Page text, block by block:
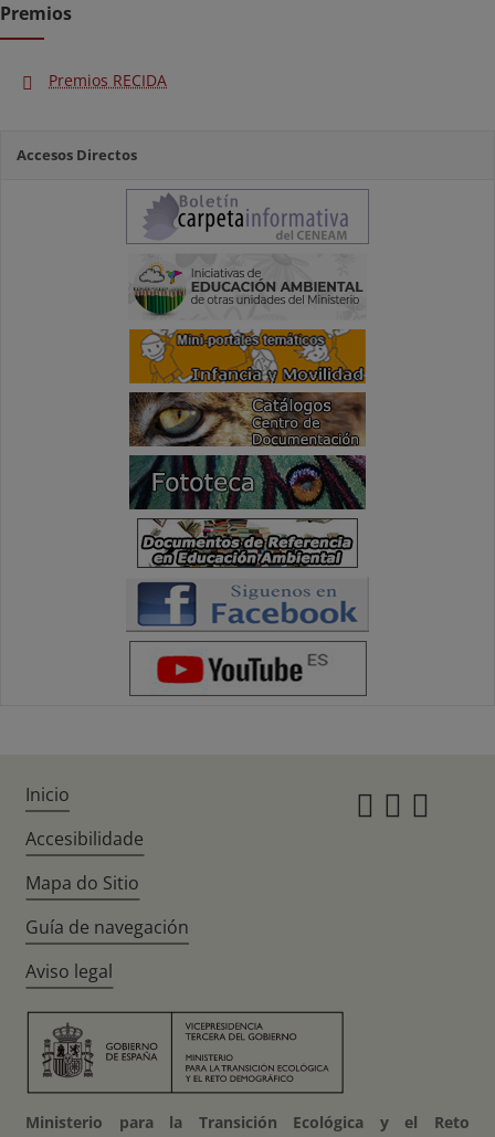
Premios
Premios RECIDA
Accesos Directos
Inicio
Accesibilidade
Mapa do Sitio
Guía de navegación
Aviso legal
Ministerio para la Transición Ecológica y el Reto